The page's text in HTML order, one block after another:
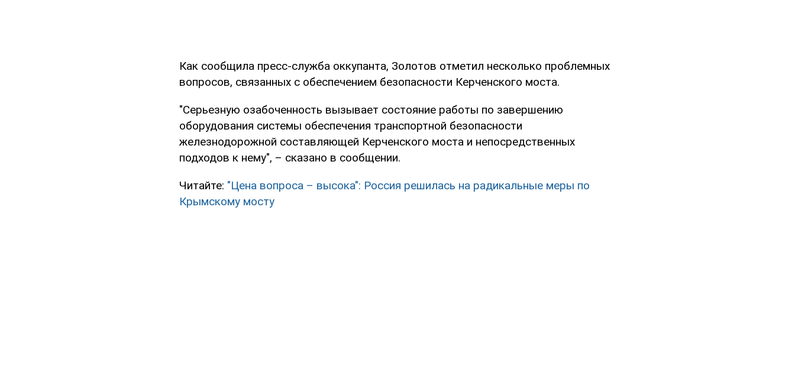
Как сообщила пресс-служба оккупанта, Золотов отметил несколько проблемных
вопросов, связанных с обеспечением безопасности Керченского моста.
"Серьезную озабоченность вызывает состояние работы по завершению
оборудования системы обеспечения транспортной безопасности
железнодорожной составляющей Керченского моста и непосредственных
подходов к нему", – сказано в сообщении.
Читайте: "Цена вопроса – высока": Россия решилась на радикальные меры по
Крымскому мосту